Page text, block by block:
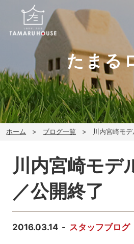
たまる
ホーム ブログ一覧 川内宮崎モ
川内宮崎モデ
／公開終了
2016.03.14 スタッフブログ